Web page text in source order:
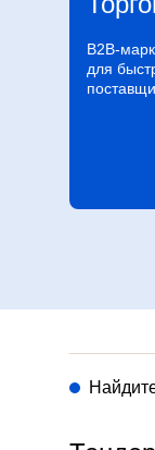
B2B-
для